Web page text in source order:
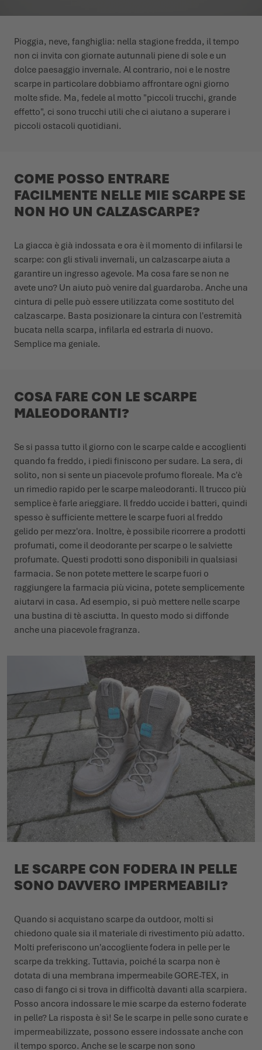
LOWA PROFESSIONAL
LOWA PROFESSIONAL
PODCAST
NEWS
CARRIERA
Pioggia, neve, fanghiglia: nella stagione fredda, il tempo
non ci invita con giornate autunnali piene di sole e un
dolce paesaggio invernale. Al contrario, noi e le nostre
scarpe in particolare dobbiamo affrontare ogni giorno
molte sfide. Ma, fedele al motto "piccoli trucchi, grande
effetto", ci sono trucchi utili che ci aiutano a superare i
piccoli ostacoli quotidiani.
COME POSSO ENTRARE
FACILMENTE NELLE MIE SCARPE SE
NON HO UN CALZASCARPE?
La giacca è già indossata e ora è il momento di infilarsi le
scarpe: con gli stivali invernali, un calzascarpe aiuta a
garantire un ingresso agevole. Ma cosa fare se non ne
avete uno? Un aiuto può venire dal guardaroba. Anche una
cintura di pelle può essere utilizzata come sostituto del
calzascarpe. Basta posizionare la cintura con l'estremità
bucata nella scarpa, infilarla ed estrarla di nuovo.
Semplice ma geniale.
COSA FARE CON LE SCARPE
MALEODORANTI?
Se si passa tutto il giorno con le scarpe calde e accoglienti
quando fa freddo, i piedi finiscono per sudare. La sera, di
solito, non si sente un piacevole profumo floreale. Ma c'è
un rimedio rapido per le scarpe maleodoranti. Il trucco più
semplice è farle arieggiare. Il freddo uccide i batteri, quindi
spesso è sufficiente mettere le scarpe fuori al freddo
gelido per mezz'ora. Inoltre, è possibile ricorrere a prodotti
profumati, come il deodorante per scarpe o le salviette
profumate. Questi prodotti sono disponibili in qualsiasi
farmacia. Se non potete mettere le scarpe fuori o
raggiungere la farmacia più vicina, potete semplicemente
aiutarvi in casa. Ad esempio, si può mettere nelle scarpe
una bustina di tè asciutta. In questo modo si diffonde
anche una piacevole fragranza.
LE SCARPE CON FODERA IN PELLE
SONO DAVVERO IMPERMEABILI?
Quando si acquistano scarpe da outdoor, molti si
chiedono quale sia il materiale di rivestimento più adatto.
Molti preferiscono un'accogliente fodera in pelle per le
scarpe da trekking. Tuttavia, poiché la scarpa non è
dotata di una membrana impermeabile GORE-TEX, in
caso di fango ci si trova in difficoltà davanti alla scarpiera.
Posso ancora indossare le mie scarpe da esterno foderate
in pelle? La risposta è sì! Se le scarpe in pelle sono curate e
impermeabilizzate, possono essere indossate anche con
il tempo sporco. Anche se le scarpe non sono